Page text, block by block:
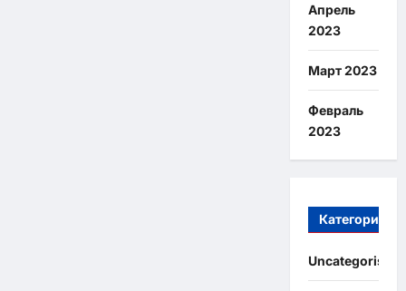
Апрель
2023
Март 2023
Февраль
2023
Категории
Uncategorised